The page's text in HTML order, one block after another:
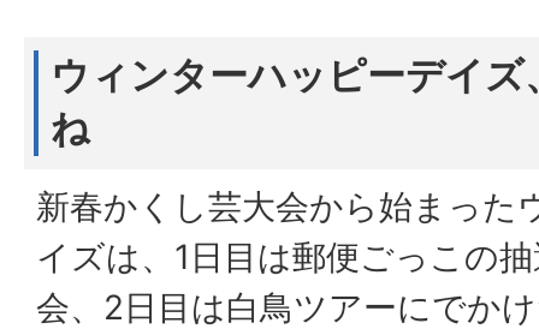
ウィンターハッピーデイ
ね
新春かくし芸大会から始まった
イズは、1日目は郵便ごっこの
会、2日目は白鳥ツアーにでか